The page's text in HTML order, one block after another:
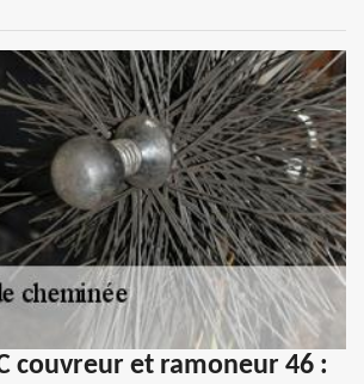
couvreur et ramoneur 46 :